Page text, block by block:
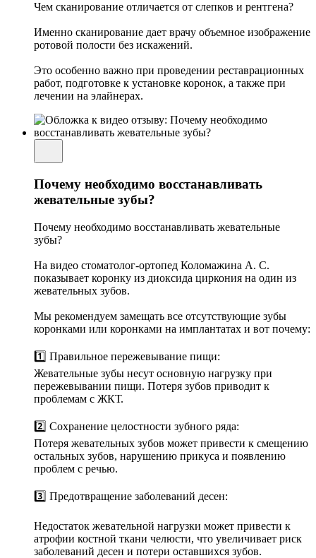
Чем сканирование отличается от слепков и рентгена?
Именно сканирование дает врачу объемное изображение
ротовой полости без искажений.
Это особенно важно при проведении реставрационных
работ, подготовке к установке коронок, а также при
лечении на элайнерах.
Почему необходимо восстанавливать
жевательные зубы?
Почему необходимо восстанавливать жевательные
зубы?
На видео стоматолог-ортопед Коломажина А. С.
показывает коронку из диоксида циркония на один из
жевательных зубов.
Мы рекомендуем замещать все отсутствующие зубы
коронками или коронками на имплантатах и вот почему:
1️⃣ Правильное пережевывание пищи:
Жевательные зубы несут основную нагрузку при
пережевывании пищи. Потеря зубов приводит к
проблемам с ЖКТ.
2️⃣ Сохранение целостности зубного ряда:
Потеря жевательных зубов может привести к смещению
остальных зубов, нарушению прикуса и появлению
проблем с речью.
3️⃣ Предотвращение заболеваний десен:
Недостаток жевательной нагрузки может привести к
атрофии костной ткани челюсти, что увеличивает риск
заболеваний десен и потери оставшихся зубов.